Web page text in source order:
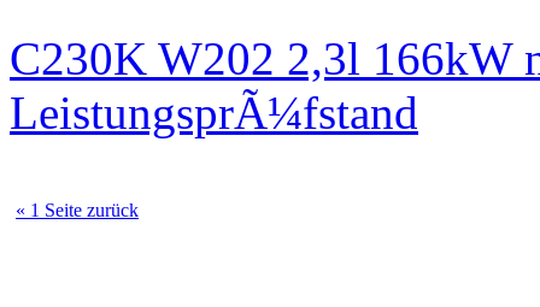
C230K W202 2,3l 166kW
LeistungsprÃ¼fstand
« 1 Seite zurück